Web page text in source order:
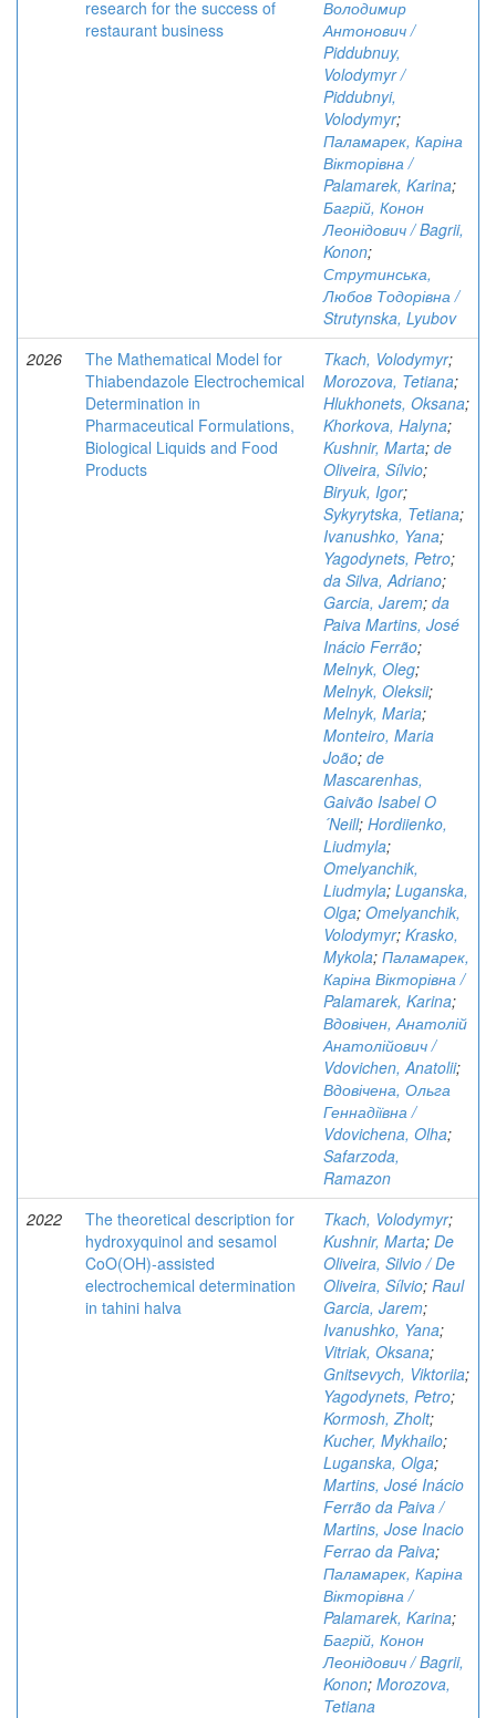
research for the success of
restaurant business
Володимир
Антонович /
Piddubnuy,
Volodymyr /
Piddubnyi,
Volodymyr;
Паламарек, Каріна
Вікторівна /
Palamarek, Karina;
Багрій, Конон
Леонідович / Bagrii,
Konon;
Струтинська,
Любов Тодорівна /
Strutynska, Lyubov
2026
The Mathematical Model for
Thiabendazole Electrochemical
Determination in
Pharmaceutical Formulations,
Biological Liquids and Food
Products
Tkach, Volodymyr;
Morozova, Tetiana;
Hlukhonets, Oksana;
Khorkova, Halyna;
Kushnir, Marta; de
Oliveira, Sílvio;
Biryuk, Igor;
Sykyrytska, Tetiana;
Ivanushko, Yana;
Yagodynets, Petro;
da Silva, Adriano;
Garcia, Jarem; da
Paiva Martins, José
Inácio Ferrão;
Melnyk, Oleg;
Melnyk, Oleksii;
Melnyk, Maria;
Monteiro, Maria
João; de
Mascarenhas,
Gaivão Isabel O
´Neill; Hordiienko,
Liudmyla;
Omelyanchik,
Liudmyla; Luganska,
Olga; Omelyanchik,
Volodymyr; Krasko,
Mykola; Паламарек,
Каріна Вікторівна /
Palamarek, Karina;
Вдовічен, Анатолій
Анатолійович /
Vdovichen, Anatolii;
Вдовічена, Ольга
Геннадіївна /
Vdovichena, Olha;
Safarzoda,
Ramazon
2022
The theoretical description for
hydroxyquinol and sesamol
CoO(OH)-assisted
electrochemical determination
in tahini halva
Tkach, Volodymyr;
Kushnir, Marta; De
Oliveira, Silvio / De
Oliveira, Sílvio; Raul
Garcia, Jarem;
Ivanushko, Yana;
Vitriak, Oksana;
Gnitsevych, Viktoriia;
Yagodynets, Petro;
Kormosh, Zholt;
Kucher, Mykhailo;
Luganska, Olga;
Martins, José Inácio
Ferrão da Paiva /
Martins, Jose Inacio
Ferrao da Paiva;
Паламарек, Каріна
Вікторівна /
Palamarek, Karina;
Багрій, Конон
Леонідович / Bagrii,
Konon; Morozova,
Tetiana